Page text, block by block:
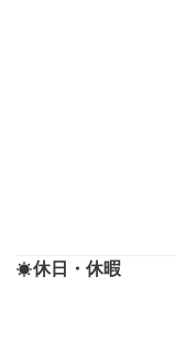
休日・休暇